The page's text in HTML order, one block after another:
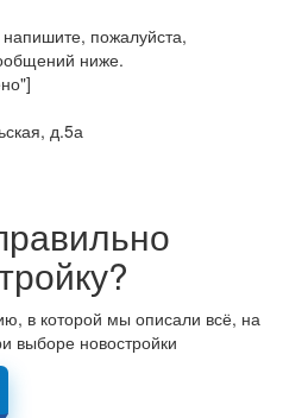
пожалуйста,
ниже.
д.5а
в которой мы описали всё, на
выборе новостройки